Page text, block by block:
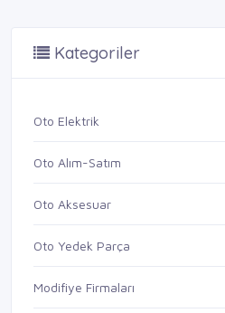
Kategoriler
Oto Elektrik
Oto Alım-Satım
Oto Aksesuar
Oto Yedek Parça
Modifiye Firmaları